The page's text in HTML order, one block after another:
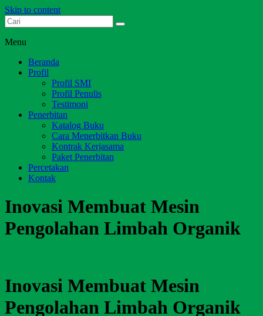
Skip to content
Dari Jambi untuk Indonesia
Menu
Beranda
Profil
Profil SMI
Profil Penulis
Testimoni
Penerbitan
Katalog Buku
Cara Menerbitkan Buku
Kontrak Kerjasama
Paket Penerbitan
Percetakan
Kontak
Inovasi Membuat Mesin
Pengolahan Limbah Organik
Inovasi Membuat Mesin
Pengolahan Limbah Organik